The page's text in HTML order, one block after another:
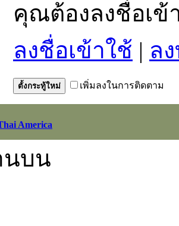
คุณต้องลงชื่อเข้
ลงชื่อเข้าใช้ | ล
ตั้งกระทู้ใหม่ เพิ่มลงในการติดตาม
America
X2.5Language by
นบน